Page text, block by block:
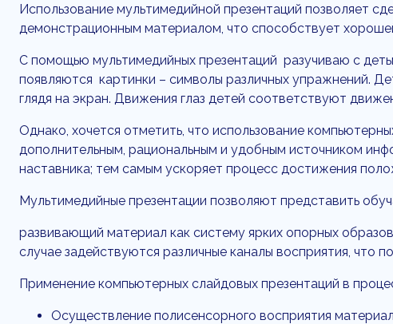
Использование мультимедийной презентаций позволяет
демонстрационным материалом, что способствует
С помощью мультимедийных презентаций разучиваю с
появляются картинки – символы различных упражнений.
глядя на экран. Движения глаз детей соответствуют
Однако, хочется отметить, что использование
дополнительным, рациональным и удобным источником
наставника; тем самым ускоряет процесс достижения
Мультимедийные презентации позволяют представить
развивающий материал как систему ярких опорных
случае задействуются различные каналы восприятия, что
Применение компьютерных слайдовых презентаций в
Осуществление полисенсорного восприятия